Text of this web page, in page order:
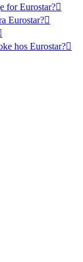
for Eurostar?
Eurostar?
hos Eurostar?